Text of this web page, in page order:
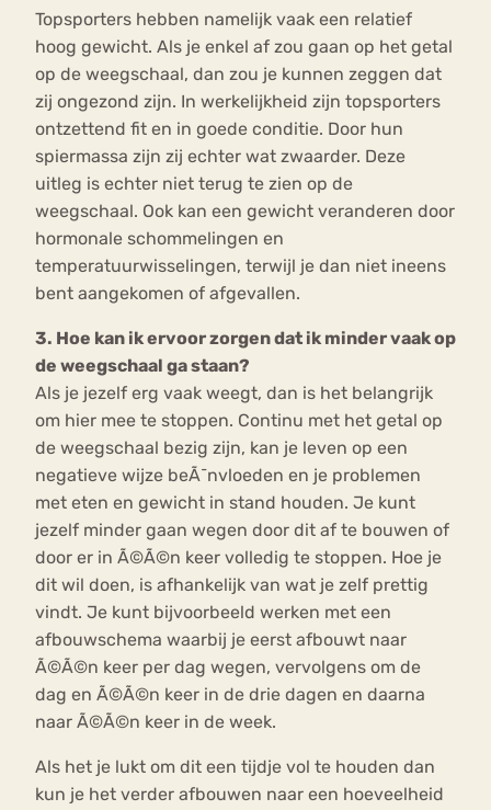
Topsporters hebben namelijk vaak een relatief
hoog gewicht. Als je enkel af zou gaan op het getal
op de weegschaal, dan zou je kunnen zeggen dat
zij ongezond zijn. In werkelijkheid zijn topsporters
ontzettend fit en in goede conditie. Door hun
spiermassa zijn zij echter wat zwaarder. Deze
uitleg is echter niet terug te zien op de
weegschaal. Ook kan een gewicht veranderen door
hormonale schommelingen en
temperatuurwisselingen, terwijl je dan niet ineens
bent aangekomen of afgevallen.
3. Hoe kan ik ervoor zorgen dat ik minder vaak op
de weegschaal ga staan?
Als je jezelf erg vaak weegt, dan is het belangrijk
om hier mee te stoppen. Continu met het getal op
de weegschaal bezig zijn, kan je leven op een
negatieve wijze beÃ¯nvloeden en je problemen
met eten en gewicht in stand houden. Je kunt
jezelf minder gaan wegen door dit af te bouwen of
door er in Ã©Ã©n keer volledig te stoppen. Hoe je
dit wil doen, is afhankelijk van wat je zelf prettig
vindt. Je kunt bijvoorbeeld werken met een
afbouwschema waarbij je eerst afbouwt naar
Ã©Ã©n keer per dag wegen, vervolgens om de
dag en Ã©Ã©n keer in de drie dagen en daarna
naar Ã©Ã©n keer in de week.
Als het je lukt om dit een tijdje vol te houden dan
kun je het verder afbouwen naar een hoeveelheid